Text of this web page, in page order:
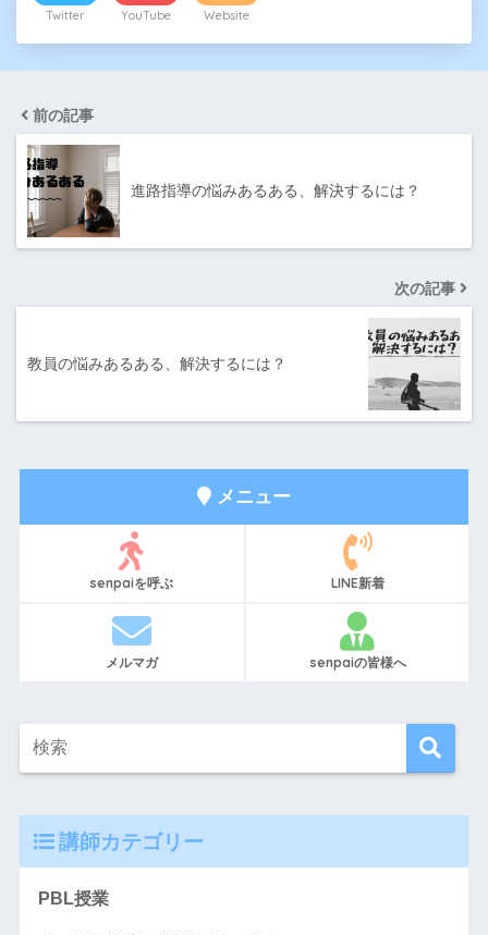
Twitter YouTube Website
前の記事
進路指導の悩みあるある、解決するには？
次の記事
教員の悩みあるある、解決するには？
メニュー
senpaiを呼ぶ LINE新着
メルマガ senpaiの皆様へ
講師カテゴリー
PBL授業